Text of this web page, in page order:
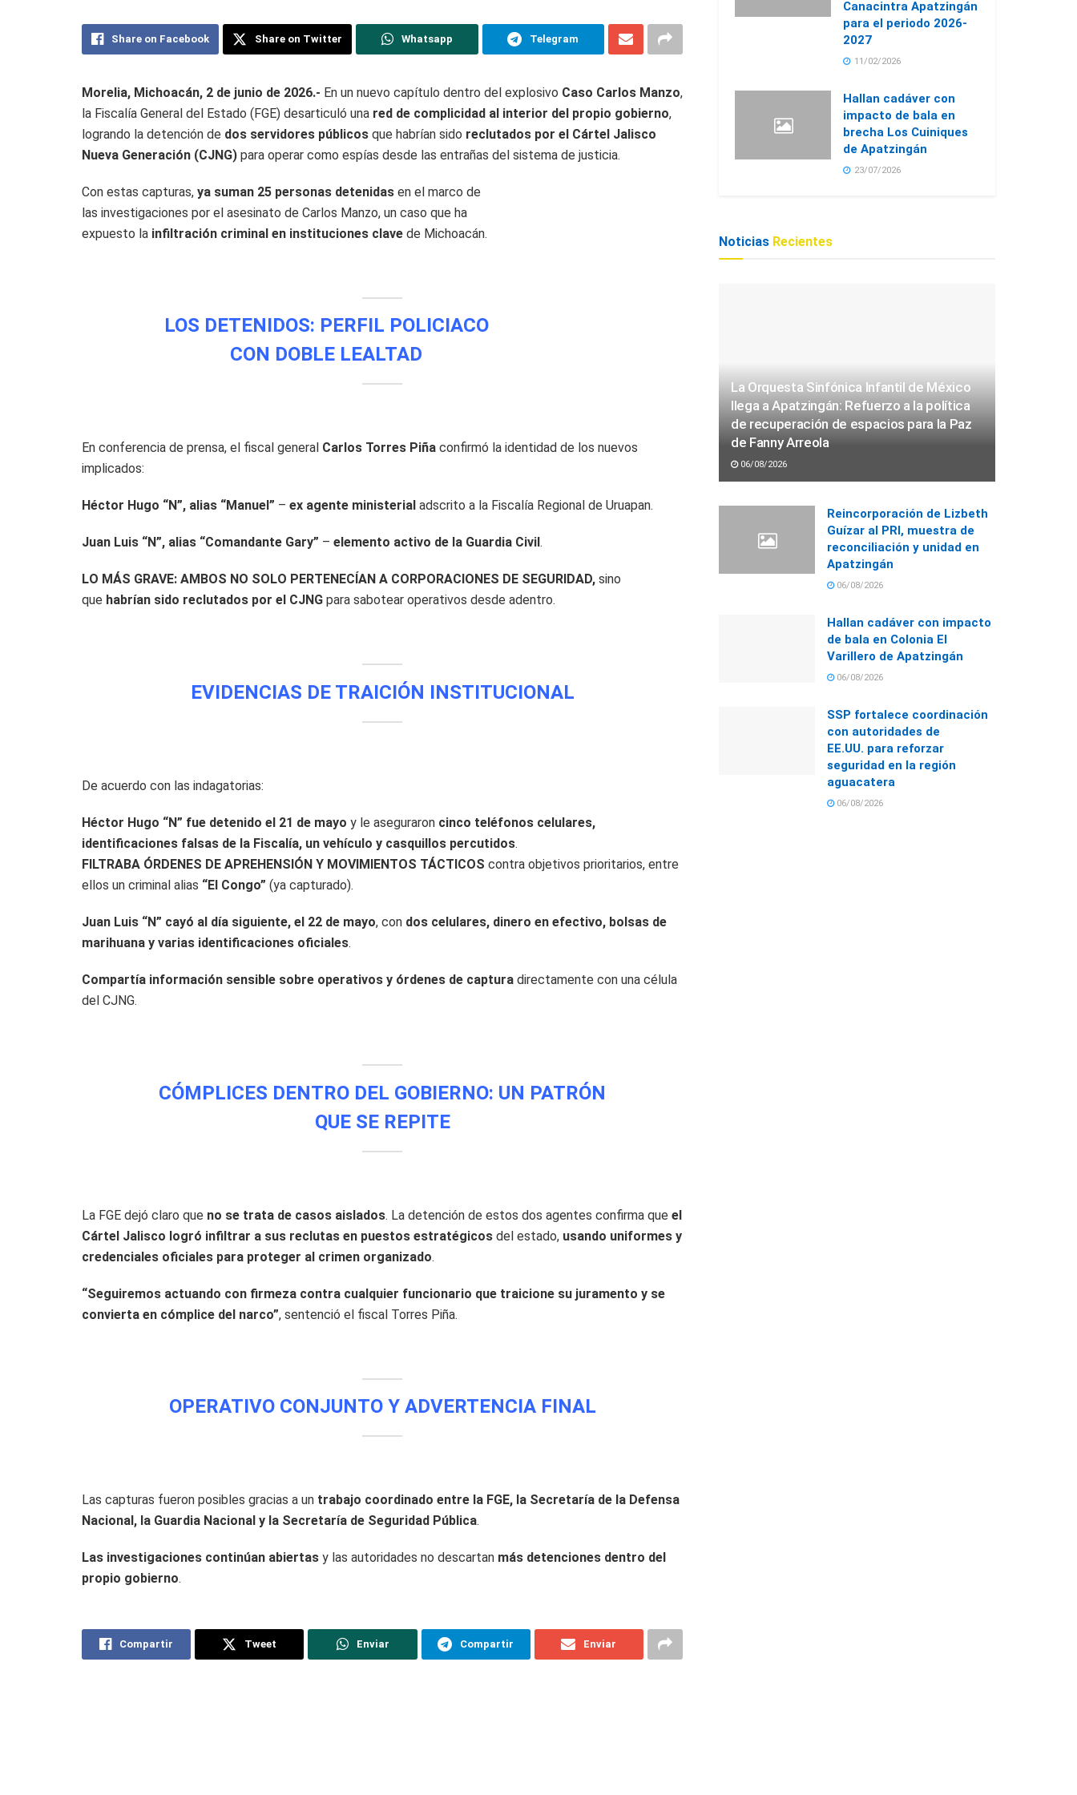
Share on Facebook Share on Twitter Whatsapp Telegram
Morelia, Michoacán, 2 de junio de 2026.- En un nuevo capítulo dentro del explosivo Caso Carlos Manzo,
la Fiscalía General del Estado (FGE) desarticuló una red de complicidad al interior del propio gobierno,
logrando la detención de dos servidores públicos que habrían sido reclutados por el Cártel Jalisco
Nueva Generación (CJNG) para operar como espías desde las entrañas del sistema de justicia.
Con estas capturas, ya suman 25 personas detenidas en el marco de
las investigaciones por el asesinato de Carlos Manzo, un caso que ha
expuesto la infiltración criminal en instituciones clave de Michoacán.
LOS DETENIDOS: PERFIL POLICIACO
CON DOBLE LEALTAD
En conferencia de prensa, el fiscal general Carlos Torres Piña confirmó la identidad de los nuevos
implicados:
Héctor Hugo “N”, alias “Manuel” – ex agente ministerial adscrito a la Fiscalía Regional de Uruapan.
Juan Luis “N”, alias “Comandante Gary” – elemento activo de la Guardia Civil .
LO MÁS GRAVE: AMBOS NO SOLO PERTENECÍAN A CORPORACIONES DE SEGURIDAD, sino
que habrían sido reclutados por el CJNG para sabotear operativos desde adentro.
EVIDENCIAS DE TRAICIÓN INSTITUCIONAL
De acuerdo con las indagatorias:
Héctor Hugo “N” fue detenido el 21 de mayo y le aseguraron cinco teléfonos celulares,
identificaciones falsas de la Fiscalía, un vehículo y casquillos percutidos.
FILTRABA ÓRDENES DE APREHENSIÓN Y MOVIMIENTOS TÁCTICOS contra objetivos prioritarios, entre
ellos un criminal alias “El Congo” (ya capturado).
Juan Luis “N” cayó al día siguiente, el 22 de mayo, con dos celulares, dinero en efectivo, bolsas de
marihuana y varias identificaciones oficiales.
Compartía información sensible sobre operativos y órdenes de captura directamente con una célula
del CJNG.
CÓMPLICES DENTRO DEL GOBIERNO: UN PATRÓN
QUE SE REPITE
La FGE dejó claro que no se trata de casos aislados. La detención de estos dos agentes confirma que el
Cártel Jalisco logró infiltrar a sus reclutas en puestos estratégicos del estado, usando uniformes y
credenciales oficiales para proteger al crimen organizado.
“Seguiremos actuando con firmeza contra cualquier funcionario que traicione su juramento y se
convierta en cómplice del narco”, sentenció el fiscal Torres Piña.
OPERATIVO CONJUNTO Y ADVERTENCIA FINAL
Las capturas fueron posibles gracias a un trabajo coordinado entre la FGE, la Secretaría de la Defensa
Nacional, la Guardia Nacional y la Secretaría de Seguridad Pública.
Las investigaciones continúan abiertas y las autoridades no descartan más detenciones dentro del
propio gobierno.
Compartir Tweet Enviar Compartir Enviar
Canacintra Apatzingán
para el periodo 2026-
2027
11/02/2026
Hallan cadáver con
impacto de bala en
brecha Los Cuiniques
de Apatzingán
23/07/2026
Noticias Recientes
La Orquesta Sinfónica Infantil de México
llega a Apatzingán: Refuerzo a la política
de recuperación de espacios para la Paz
de Fanny Arreola
06/08/2026
Reincorporación de Lizbeth
Guízar al PRI, muestra de
reconciliación y unidad en
Apatzingán
06/08/2026
Hallan cadáver con impacto
de bala en Colonia El
Varillero de Apatzingán
06/08/2026
SSP fortalece coordinación
con autoridades de
EE.UU. para reforzar
seguridad en la región
aguacatera
06/08/2026